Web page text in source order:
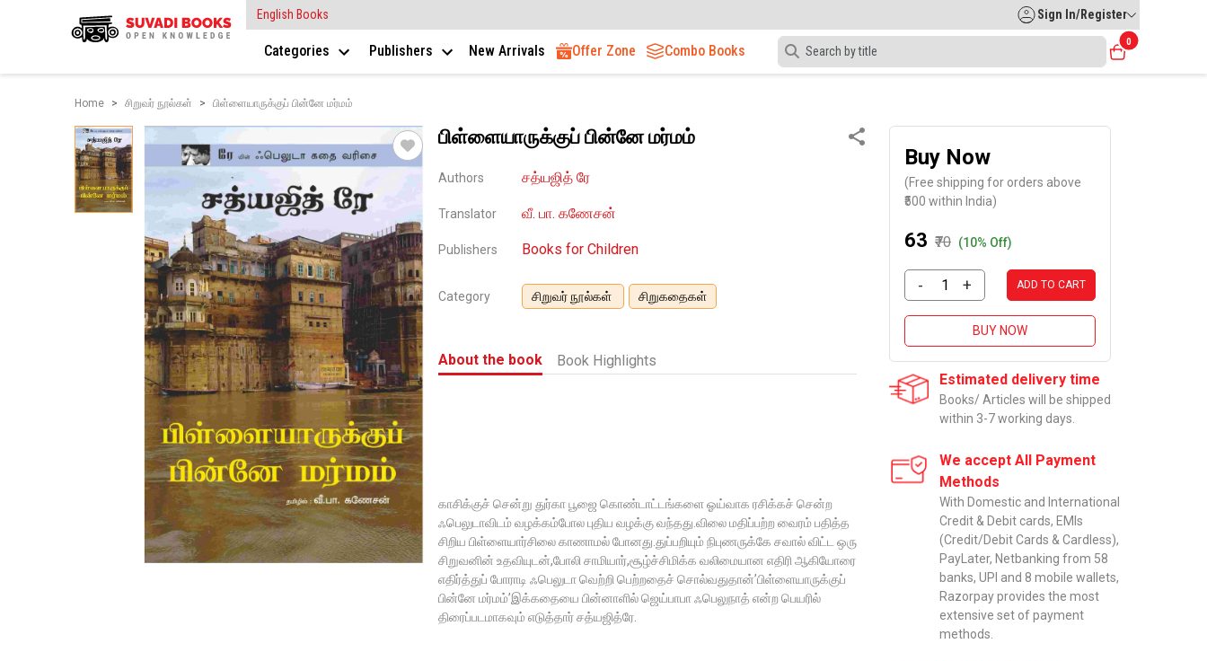
English Books Sign In/Register
Categories Publishers New Arrivals Offer Zone Combo Books
0
Home சிறுவர் நூல்கள் பிள்ளையாருக்குப் பின்னே மர்மம்
பிள்ளையாருக்குப் பின்னே மர்மம்
Authors சத்யஜித் ரே
Translator வீ. பா. கணேசன்
Publishers Books for Children
Category சிறுவர் நூல்கள் சிறுகதைகள்
About the book Book Highlights
காசிக்குச் சென்று துர்கா பூஜை கொண்டாட்டங்களை ஓய்வாக ரசிக்கச் சென்ற
ஃபெலுடாவிடம் வழக்கம்போல புதிய வழக்கு வந்தது.விலை மதிப்பற்ற வைரம் பதித்த
சிறிய பிள்ளையார்சிலை காணாமல் போனது.துப்பறியும் நிபுணருக்கே சவால் விட்ட ஒரு
சிறுவனின் உதவியுடன்,போலி சாமியார்,சூழ்ச்சிமிக்க வலிமையான எதிரி ஆகியோரை
எதிர்த்துப் போராடி ஃபெலுடா வெற்றி பெற்றதைச் சொல்வதுதான்’பிள்ளையாருக்குப்
பின்னே மர்மம்’இக்கதையை பின்னாளில் ஜெய்பாபா ஃபெலுநாத் என்ற பெயரில்
திரைப்படமாகவும் எடுத்தார் சத்யஜித்ரே.
Buy Now
(Free shipping for orders above
₹500 within India)
₹63 ₹70 (10% Off)
- + ADD TO CART
BUY NOW
Estimated delivery time
Books/ Articles will be shipped
within 3-7 working days.
We accept All Payment
Methods
With Domestic and International
Credit & Debit cards, EMIs
(Credit/Debit Cards & Cardless),
PayLater, Netbanking from 58
banks, UPI and 8 mobile wallets,
Razorpay provides the most
extensive set of payment
methods.